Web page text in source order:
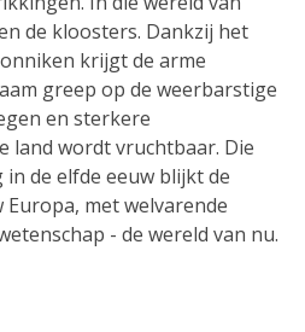
de kloosters. Dankzij het
krijgt de arme
greep op de weerbarstige
en sterkere
land wordt vruchtbaar. Die
de elfde eeuw blijkt de
met welvarende
- de wereld van nu.